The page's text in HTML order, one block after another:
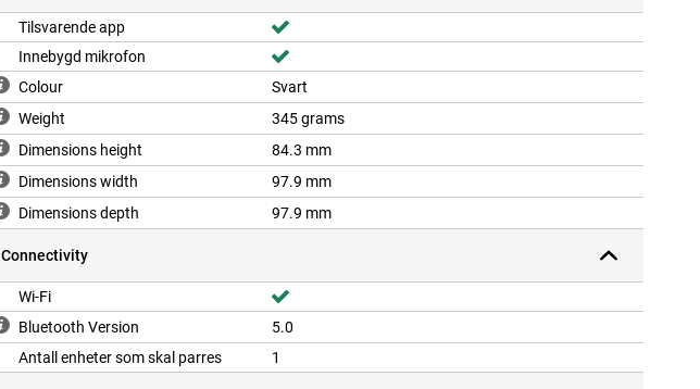
Tilsvarende app
Innebygd mikrofon
Colour
Svart
Weight
345 grams
Dimensions height
84.3 mm
Dimensions width
97.9 mm
Dimensions depth
97.9 mm
Connectivity
Wi-Fi
Bluetooth Version
5.0
Antall enheter som skal parres
1